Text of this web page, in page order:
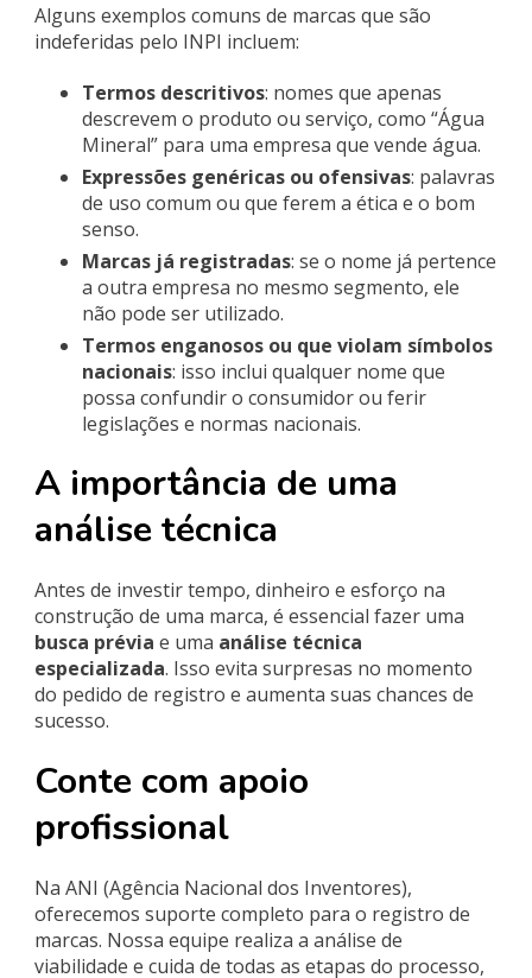
Alguns exemplos comuns de marcas que são
indeferidas pelo INPI incluem:
Termos descritivos: nomes que apenas
descrevem o produto ou serviço, como “Água
Mineral” para uma empresa que vende água.
Expressões genéricas ou ofensivas: palavras
de uso comum ou que ferem a ética e o bom
senso.
Marcas já registradas: se o nome já pertence
a outra empresa no mesmo segmento, ele
não pode ser utilizado.
Termos enganosos ou que violam símbolos
nacionais: isso inclui qualquer nome que
possa confundir o consumidor ou ferir
legislações e normas nacionais.
A importância de uma
análise técnica
Antes de investir tempo, dinheiro e esforço na
construção de uma marca, é essencial fazer uma
busca prévia e uma análise técnica
especializada. Isso evita surpresas no momento
do pedido de registro e aumenta suas chances de
sucesso.
Conte com apoio
profissional
Na ANI (Agência Nacional dos Inventores),
oferecemos suporte completo para o registro de
marcas. Nossa equipe realiza a análise de
viabilidade e cuida de todas as etapas do processo,